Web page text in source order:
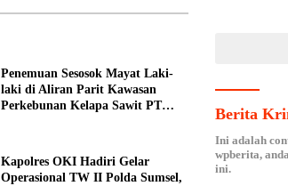
Penemuan Sesosok Mayat Laki-
laki di Aliran Parit Kawasan
Perkebunan Kelapa Sawit PT
Kapolres OKI Hadiri Gelar
Operasional TW II Polda Sumsel,
Berita
Ini adalah
wpberita,
ini.